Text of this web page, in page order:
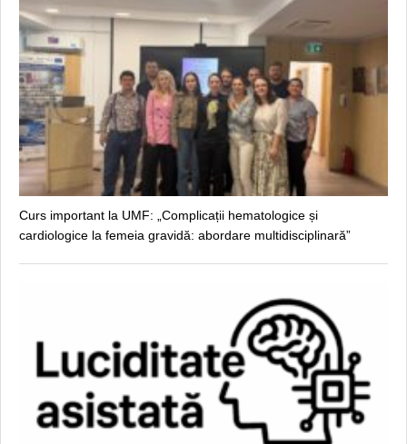
Curs important la UMF: „Complicații hematologice și
cardiologice la femeia gravidă: abordare multidisciplinară”